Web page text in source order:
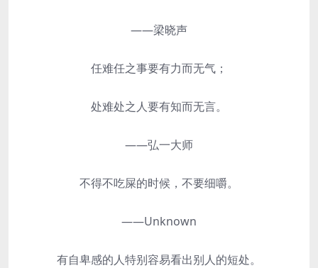
——梁晓声
任难任之事要有力而无气；
处难处之人要有知而无言。
——弘一大师
不得不吃屎的时候，不要细嚼。
——Unknown
有自卑感的人特别容易看出别人的短处。